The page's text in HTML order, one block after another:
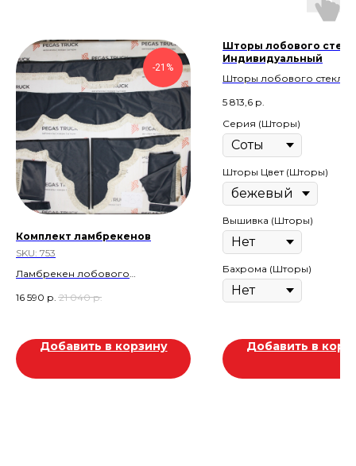
-21%
Комплект ламбрекенов
SKU: 753
Ламбрекен лобового
боковые+Ламбрекен
лобового+Прихваты
16 590 р. 21 040 р.
Добавить в корзину
Шторы лобового
Индивидуальный
Шторы лобового стекла/
5 813,6 р.
Серия (Шторы)
Шторы Цвет (Шторы)
Вышивка (Шторы)
Бахрома (Шторы)
Добавить в